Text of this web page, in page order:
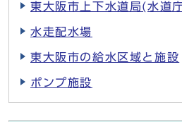
東大阪市上下水道局(水道
水走配水場
東大阪市の給水区域と施設
ポンプ施設